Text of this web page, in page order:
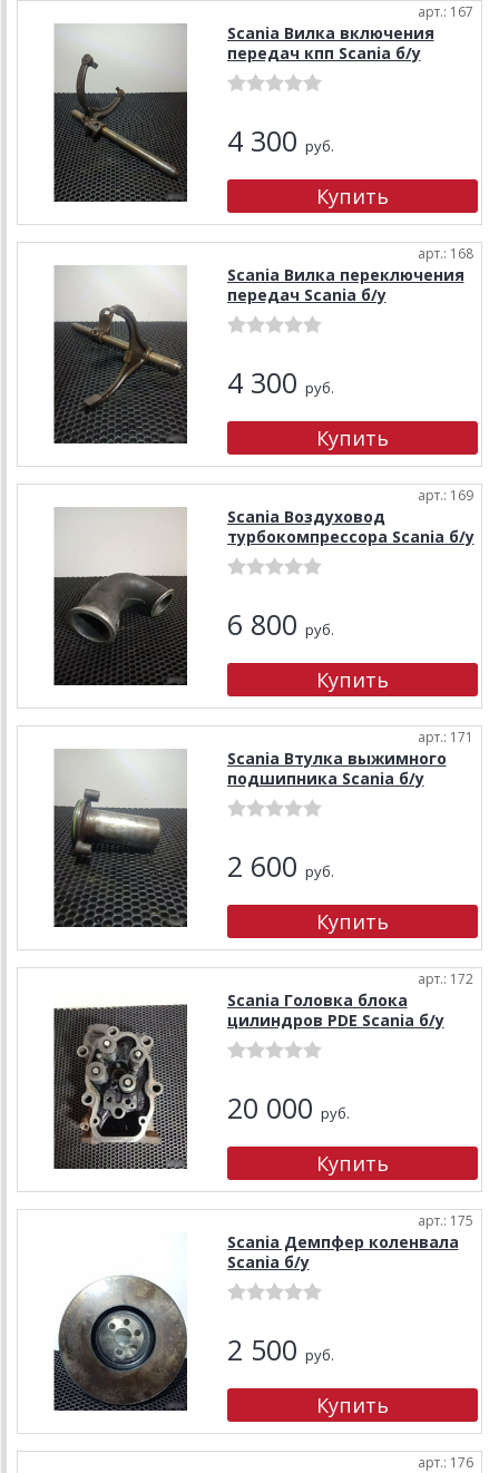
арт.: 167
Scania Вилка включения
передач кпп Scania б/у
4 300 руб.
арт.: 168
Scania Вилка переключения
передач Scania б/у
4 300 руб.
арт.: 169
Scania Воздуховод
турбокомпрессора Scania б/у
6 800 руб.
арт.: 171
Scania Втулка выжимного
подшипника Scania б/у
2 600 руб.
арт.: 172
Scania Головка блока
цилиндров PDE Scania б/у
20 000 руб.
арт.: 175
Scania Демпфер коленвала
Scania б/у
2 500 руб.
арт.: 176